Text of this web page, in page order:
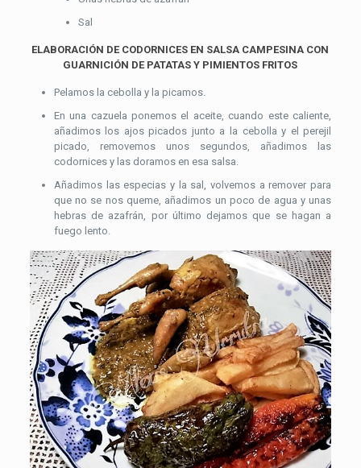
Sal
ELABORACIÓN DE CODORNICES EN SALSA CAMPESINA CON
GUARNICIÓN DE PATATAS Y PIMIENTOS FRITOS
Pelamos la cebolla y la picamos.
En una cazuela ponemos el aceite, cuando este caliente,
añadimos los ajos picados junto a la cebolla y el perejil
picado, removemos unos segundos, añadimos las
codornices y las doramos en esa salsa.
Añadimos las especias y la sal, volvemos a remover para
que no se nos queme, añadimos un poco de agua y unas
hebras de azafrán, por último dejamos que se hagan a
fuego lento.